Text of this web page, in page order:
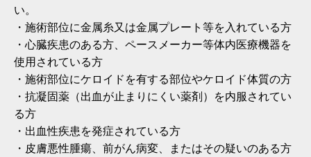
い。
・施術部位に金属糸又は金属プレート等を入れている方
・心臓疾患のある方、ペースメーカー等体内医療機器を
使用されている方
・施術部位にケロイドを有する部位やケロイド体質の方
・抗凝固薬（出血が止まりにくい薬剤）を内服されてい
る方
・出血性疾患を発症されている方
・皮膚悪性腫瘍、前がん病変、またはその疑いのある方